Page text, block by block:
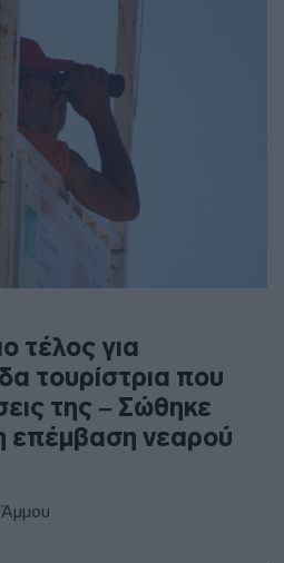
τέλος για
τουρίστρια που
της – Σώθηκε
επέμβαση νεαρού